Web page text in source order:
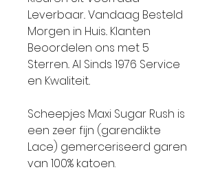
Leverbaar.. Vandaag Besteld
Morgen in Huis.. Klanten
Beoordelen ons met 5
Sterren.. Al Sinds 1976 Service
en Kwaliteit..
Scheepjes Maxi Sugar Rush is
een zeer fijn (garendikte
Lace) gemerceriseerd garen
van 100% katoen.